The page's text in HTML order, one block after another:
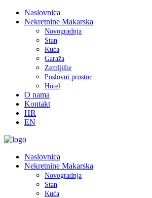
Naslovnica
Nekretnine Makarska
Novogradnja
Stan
Kuća
Garaža
Zemljište
Poslovni prostor
Hotel
O nama
Kontakt
HR
EN
Naslovnica
Nekretnine Makarska
Novogradnja
Stan
Kuća